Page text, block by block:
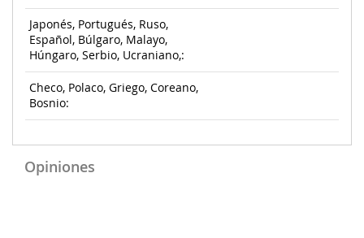
Japonés, Portugués, Ruso,
Español, Búlgaro, Malayo,
Húngaro, Serbio, Ucraniano,:
Checo, Polaco, Griego, Coreano,
Bosnio:
Opiniones